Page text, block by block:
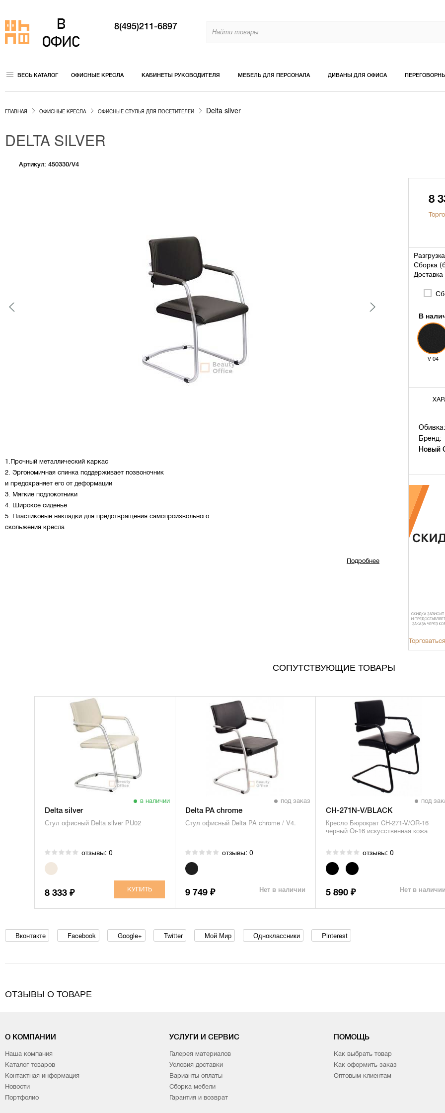
8(495)211-6897
ВЕСЬ КАТАЛОГ ОФИСНЫЕ КРЕСЛА КАБИНЕТЫ РУКОВОДИТЕЛЯ МЕБЕЛЬ ДЛЯ ПЕРСОНАЛА ДИВАНЫ ДЛЯ ОФИСА
ГЛАВНАЯ ОФИСНЫЕ КРЕСЛА ОФИСНЫЕ СТУЛЬЯ ДЛЯ ПОСЕТИТЕЛЕЙ Delta silver
DELTA SILVER
Артикул: 450330/V4
8
Сборка (
Доставка
В
V 04
Обивка:
Бренд:
Новый
1.Прочный металлический каркас
2. Эргономичная спинка поддерживает позвоночник
и предохраняет его от деформации
3. Мягкие подлокотники
4. Широкое сиденье
5. Пластиковые накладки для предотвращения самопроизвольного
скольжения кресла
Подробнее
СОПУТСТВУЮЩИЕ ТОВАРЫ
в наличии
Delta silver
Стул офисный Delta silver PU02
отзывы: 0
8 333 ₽
под заказ
Delta PA chrome
Стул офисный Delta PA chrome / V4.
отзывы: 0
9 749 ₽ Нет в наличии
под
CH-271N-V/BLACK
Кресло Бюрократ CH-271-V/OR-16
черный Or-16 искусственная кожа
отзывы: 0
5 890 ₽ Нет в
Вконтакте Facebook Google+ Twitter Мой Мир Одноклассники Pinterest
ОТЗЫВЫ О ТОВАРЕ
О КОМПАНИИ
Наша компания
Каталог товаров
Контактная информация
Новости
Портфолио
УСЛУГИ И СЕРВИС
Галерея материалов
Условия доставки
Варианты оплаты
Сборка мебели
Гарантия и возврат
ПОМОЩЬ
Как выбрать товар
Как оформить заказ
Оптовым клиентам